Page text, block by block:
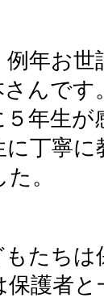
例年お
さんです
年生
に丁寧
。
もたち
保護者